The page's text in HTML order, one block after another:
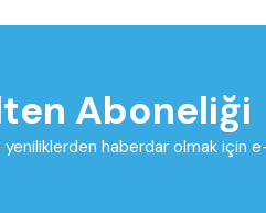
Aboneliği
yeniliklerden haberdar olmak için